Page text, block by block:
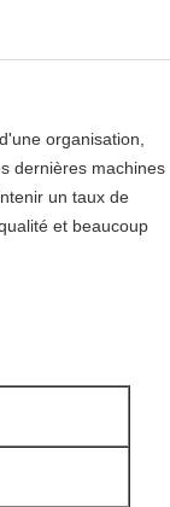
organisation,
dernières machines
un taux de
et beaucoup